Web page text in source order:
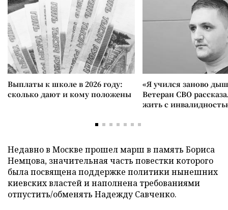
Выплаты к школе в 2026 году:
сколько дают и кому положены
«Я учился заново
Ветеран СВО
жить с
Недавно в Москве прошел марш в память Бориса
Немцова, значительная часть повестки которого
была посвящена поддержке политики нынешних
киевских властей и наполнена требованиями
отпустить/обменять Надежду Савченко.